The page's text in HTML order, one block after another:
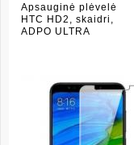
Apsauginė plėvelė
HTC HD2, skaidri,
ADPO ULTRA